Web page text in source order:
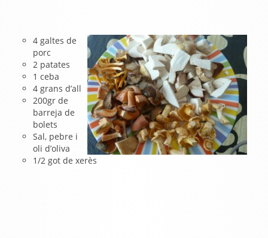
4 galtes de
porc
2 patates
1 ceba
4 grans d’all
200gr de
barreja de
bolets
Sal, pebre i
oli d’oliva
1/2 got de xerès